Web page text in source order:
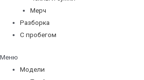
Мерч
Разборка
С пробегом
Меню
Модели